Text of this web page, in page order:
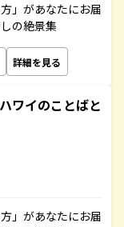
」があなたにお届
の絶景集
詳細を見る
ワイのことばと
」があなたにお届